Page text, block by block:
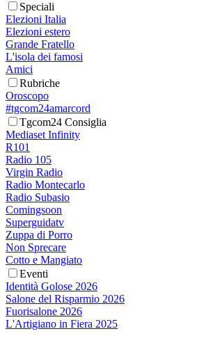
Speciali
Elezioni Italia
Elezioni estero
Grande Fratello
L'isola dei famosi
Amici
Rubriche
Oroscopo
#tgcom24amarcord
Tgcom24 Consiglia
Mediaset Infinity
R101
Radio 105
Virgin Radio
Radio Montecarlo
Radio Subasio
Comingsoon
Superguidatv
Zuppa di Porro
Non Sprecare
Cotto e Mangiato
Eventi
Identità Golose 2026
Salone del Risparmio 2026
Fuorisalone 2026
L'Artigiano in Fiera 2025